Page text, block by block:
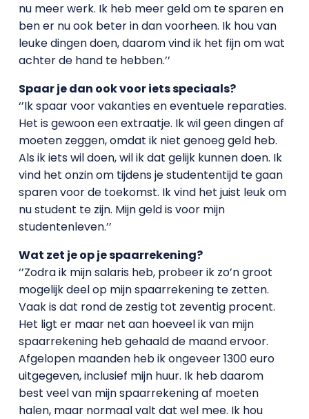
nu meer werk. Ik heb meer geld om te sparen en
ben er nu ook beter in dan voorheen. Ik hou van
leuke dingen doen, daarom vind ik het fijn om wat
achter de hand te hebben.’’
Spaar je dan ook voor iets speciaals?
‘’Ik spaar voor vakanties en eventuele reparaties.
Het is gewoon een extraatje. Ik wil geen dingen af
moeten zeggen, omdat ik niet genoeg geld heb.
Als ik iets wil doen, wil ik dat gelijk kunnen doen. Ik
vind het onzin om tijdens je studententijd te gaan
sparen voor de toekomst. Ik vind het juist leuk om
nu student te zijn. Mijn geld is voor mijn
studentenleven.’’
Wat zet je op je spaarrekening?
‘’Zodra ik mijn salaris heb, probeer ik zo’n groot
mogelijk deel op mijn spaarrekening te zetten.
Vaak is dat rond de zestig tot zeventig procent.
Het ligt er maar net aan hoeveel ik van mijn
spaarrekening heb gehaald de maand ervoor.
Afgelopen maanden heb ik ongeveer 1300 euro
uitgegeven, inclusief mijn huur. Ik heb daarom
best veel van mijn spaarrekening af moeten
halen, maar normaal valt dat wel mee. Ik hou